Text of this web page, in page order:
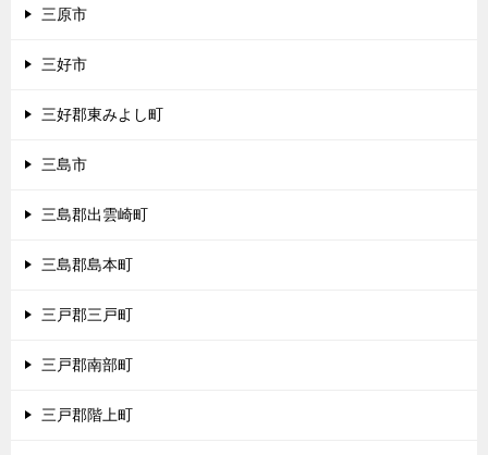
三原市
三好市
三好郡東みよし町
三島市
三島郡出雲崎町
三島郡島本町
三戸郡三戸町
三戸郡南部町
三戸郡階上町